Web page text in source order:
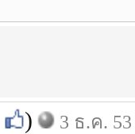
) 3 ธ.ค. 53